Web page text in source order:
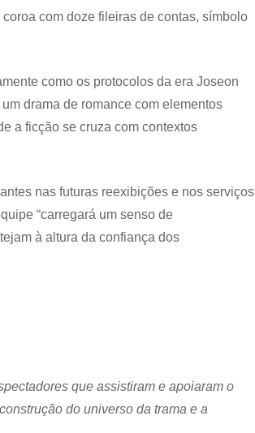
com doze fileiras de contas, símbolo
como os protocolos da era Joseon
drama de romance com elementos
a ficção se cruza com contextos
nas futuras reexibições e nos serviços
“carregará um senso de
à altura da confiança dos
que assistiram e apoiaram o
do universo da trama e a